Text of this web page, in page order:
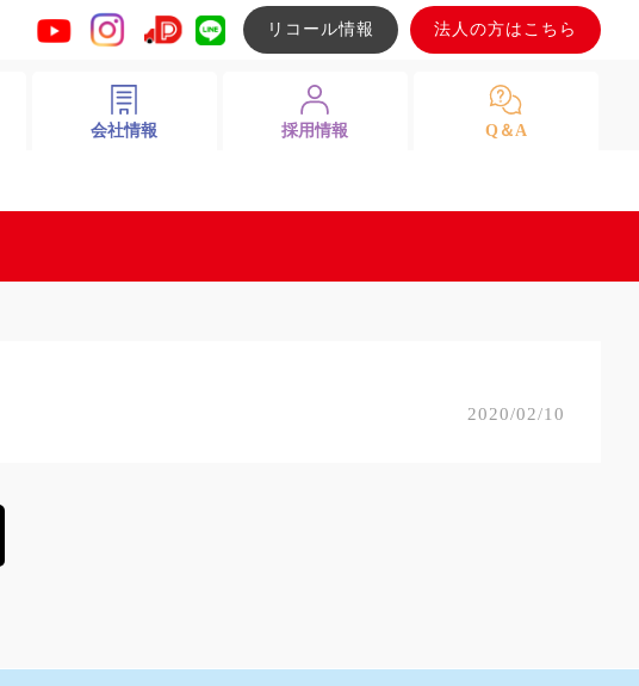
リコール情報 法人の方はこちら
会社情報 採用情報 Q＆A
2020/02/10